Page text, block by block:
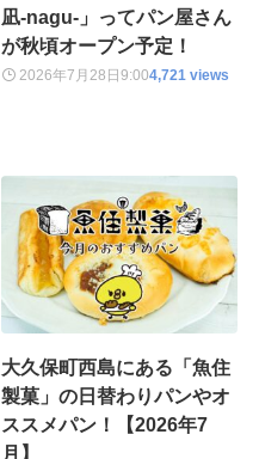
凪-nagu-」ってパン屋さん
が秋頃オープン予定！
2026年7月28日9:004,721 views
大久保町西島にある「魚住
製菓」の日替わりパンやオ
ススメパン！【2026年7
月】